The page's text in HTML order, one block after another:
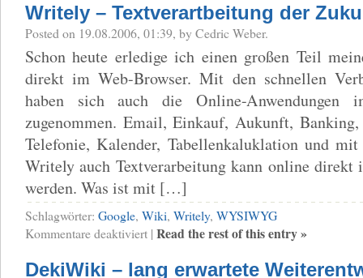
Writely – Textverartbeitung der
Posted on 19.08.2006, 01:39, by Cedric Weber.
Schon heute erledige ich einen großen Teil
direkt im Web-Browser. Mit den schnellen
haben sich auch die Online-Anwendungen
zugenommen. Email, Einkauf, Aukunft,
Telefonie, Kalender, Tabellenkaluklation und
Writely auch Textverarbeitung kann online direkt
werden. Was ist mit […]
Schlagwörter: Google, Wiki, Writely, WYSIWYG
Kommentare deaktiviert für
Writely
Textverartbeitung
| Read the rest of this entry »
DekiWiki – lang erwartete